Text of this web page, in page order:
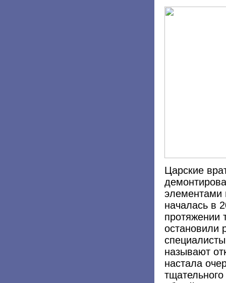
Царские
элементами
началась в
протяжении
остановили
называют
настала